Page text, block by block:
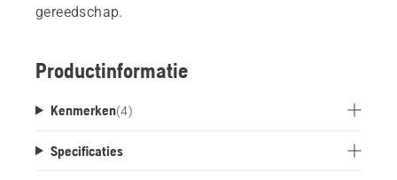
gereedschap.
Productinformatie
Kenmerken(4)
Specificaties